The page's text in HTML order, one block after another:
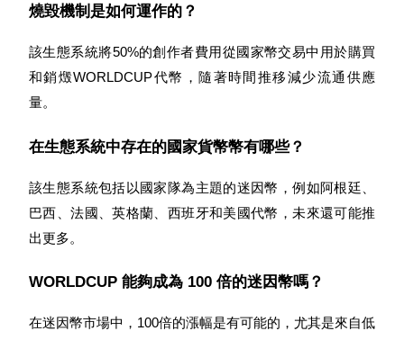
燒毀機制是如何運作的？
該生態系統將50%的創作者費用從國家幣交易中用於購買
和銷燬WORLDCUP代幣，隨著時間推移減少流通供應
量。
在生態系統中存在的國家貨幣幣有哪些？
該生態系統包括以國家隊為主題的迷因幣，例如阿根廷、
巴西、法國、英格蘭、西班牙和美國代幣，未來還可能推
出更多。
WORLDCUP 能夠成為 100 倍的迷因幣嗎？
在迷因幣市場中，100倍的漲幅是有可能的，尤其是來自低